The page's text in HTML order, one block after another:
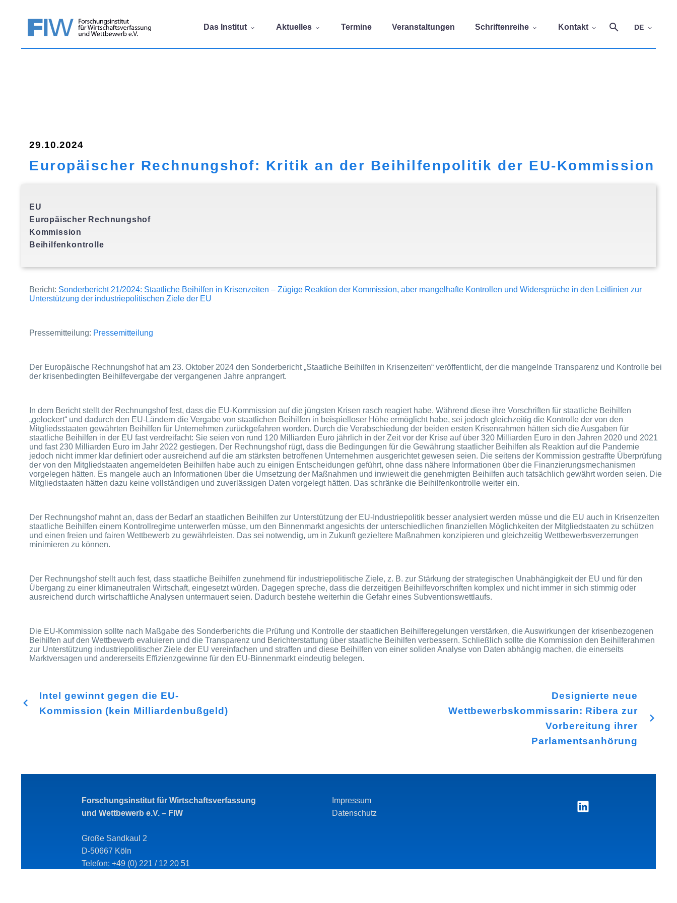
Das Institut Aktuelles Termine Veranstaltungen Schriftenreihe Kontakt DE
29.10.2024
Europäischer Rechnungshof: Kritik an der Beihilfenpolitik der EU-Kommission
EU
Europäischer Rechnungshof
Kommission
Bericht: Sonderbericht 21/2024: Staatliche Beihilfen in Krisenzeiten – Zügige Reaktion der Kommission, aber mangelhafte Kontrollen und Widersprüche in den Leitlinien zur
Unterstützung der industriepolitischen Ziele der EU
Pressemitteilung: Pressemitteilung
Der Europäische Rechnungshof hat am 23. Oktober 2024 den Sonderbericht „Staatliche Beihilfen in Krisenzeiten“ veröffentlicht, der die mangelnde Transparenz und Kontrolle bei
der krisenbedingten Beihilfevergabe der vergangenen Jahre anprangert.
In dem Bericht stellt der Rechnungshof fest, dass die EU-Kommission auf die jüngsten Krisen rasch reagiert habe. Während diese ihre Vorschriften für staatliche Beihilfen
„gelockert“ und dadurch den EU-Ländern die Vergabe von staatlichen Beihilfen in beispielloser Höhe ermöglicht habe, sei jedoch gleichzeitig die Kontrolle der von den
Mitgliedsstaaten gewährten Beihilfen für Unternehmen zurückgefahren worden. Durch die Verabschiedung der beiden ersten Krisenrahmen hätten sich die Ausgaben für
staatliche Beihilfen in der EU fast verdreifacht: Sie seien von rund 120 Milliarden Euro jährlich in der Zeit vor der Krise auf über 320 Milliarden Euro in den Jahren 2020 und 2021
und fast 230 Milliarden Euro im Jahr 2022 gestiegen. Der Rechnungshof rügt, dass die Bedingungen für die Gewährung staatlicher Beihilfen als Reaktion auf die Pandemie
jedoch nicht immer klar definiert oder ausreichend auf die am stärksten betroffenen Unternehmen ausgerichtet gewesen seien. Die seitens der Kommission gestraffte Überprüfung
der von den Mitgliedstaaten angemeldeten Beihilfen habe auch zu einigen Entscheidungen geführt, ohne dass nähere Informationen über die Finanzierungsmechanismen
vorgelegen hätten. Es mangele auch an Informationen über die Umsetzung der Maßnahmen und inwieweit die genehmigten Beihilfen auch tatsächlich gewährt worden seien. Die
Mitgliedstaaten hätten dazu keine vollständigen und zuverlässigen Daten vorgelegt hätten. Das schränke die Beihilfenkontrolle weiter ein.
Der Rechnungshof mahnt an, dass der Bedarf an staatlichen Beihilfen zur Unterstützung der EU-Industriepolitik besser analysiert werden müsse und die EU auch in Krisenzeiten
staatliche Beihilfen einem Kontrollregime unterwerfen müsse, um den Binnenmarkt angesichts der unterschiedlichen finanziellen Möglichkeiten der Mitgliedstaaten zu schützen
und einen freien und fairen Wettbewerb zu gewährleisten. Das sei notwendig, um in Zukunft gezieltere Maßnahmen konzipieren und gleichzeitig Wettbewerbsverzerrungen
minimieren zu können.
Der Rechnungshof stellt auch fest, dass staatliche Beihilfen zunehmend für industriepolitische Ziele, z. B. zur Stärkung der strategischen Unabhängigkeit der EU und für den
Übergang zu einer klimaneutralen Wirtschaft, eingesetzt würden. Dagegen spreche, dass die derzeitigen Beihilfevorschriften komplex und nicht immer in sich stimmig oder
ausreichend durch wirtschaftliche Analysen untermauert seien. Dadurch bestehe weiterhin die Gefahr eines Subventionswettlaufs.
Die EU-Kommission sollte nach Maßgabe des Sonderberichts die Prüfung und Kontrolle der staatlichen Beihilferegelungen verstärken, die Auswirkungen der krisenbezogenen
Beihilfen auf den Wettbewerb evaluieren und die Transparenz und Berichterstattung über staatliche Beihilfen verbessern. Schließlich sollte die Kommission den Beihilferahmen
zur Unterstützung industriepolitischer Ziele der EU vereinfachen und straffen und diese Beihilfen von einer soliden Analyse von Daten abhängig machen, die einerseits
Marktversagen und andererseits Effizienzgewinne für den EU-Binnenmarkt eindeutig belegen.
Intel gewinnt gegen die EU-
Kommission (kein Milliardenbußgeld)
Designierte neue
Wettbewerbskommissarin: Ribera zur
Vorbereitung ihrer
Parlamentsanhörung
Forschungsinstitut für Wirtschaftsverfassung
und Wettbewerb e.V. – FIW
Große Sandkaul 2
D-50667 Köln
Telefon: +49 (0) 221 / 12 20 51
Impressum
Datenschutz